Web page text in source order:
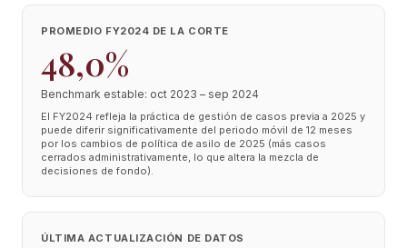
PROMEDIO FY2024 DE LA CORTE
48,0%
Benchmark estable: oct 2023 – sep 2024
El FY2024 refleja la práctica de gestión de casos previa a 2025 y
puede diferir significativamente del periodo móvil de 12 meses
por los cambios de política de asilo de 2025 (más casos
cerrados administrativamente, lo que altera la mezcla de
decisiones de fondo).
ÚLTIMA ACTUALIZACIÓN DE DATOS